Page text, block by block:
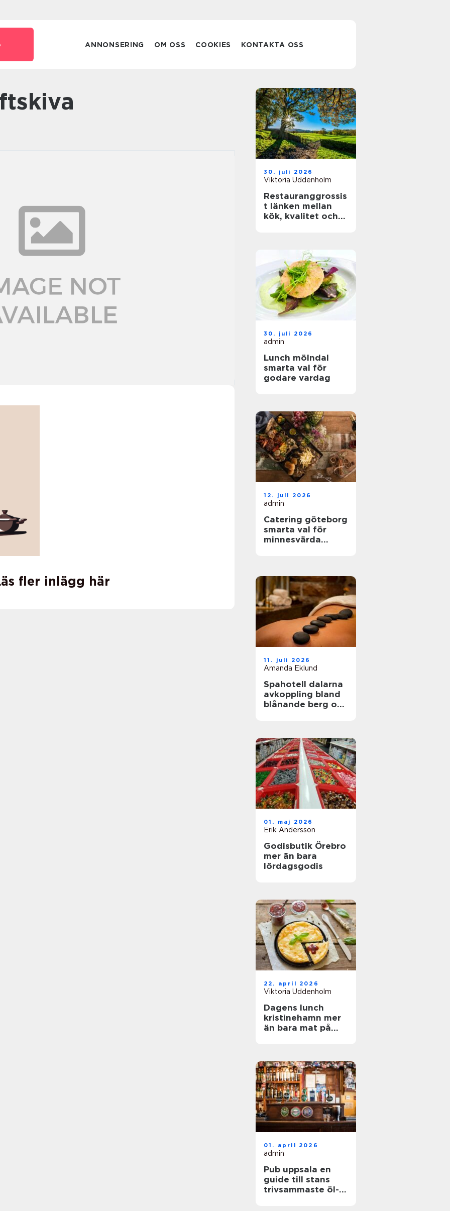
ANNONSERING OM OSS COOKIES KONTAKTA OSS
fler inlägg här
30. juli 2026
Viktoria Uddenholm
Restauranggrossis
t länken mellan
kök, kvalitet och
30. juli 2026
admin
Lunch mölndal
smarta val för
godare vardag
12. juli 2026
admin
Catering göteborg
smarta val för
minnesvärda
11. juli 2026
Amanda Eklund
Spahotell dalarna
avkoppling bland
blånande berg och
01. maj 2026
Erik Andersson
Godisbutik Örebro
mer än bara
lördagsgodis
22. april 2026
Viktoria Uddenholm
Dagens lunch
kristinehamn mer
än bara mat på
01. april 2026
admin
Pub uppsala en
guide till stans
trivsammaste öl-